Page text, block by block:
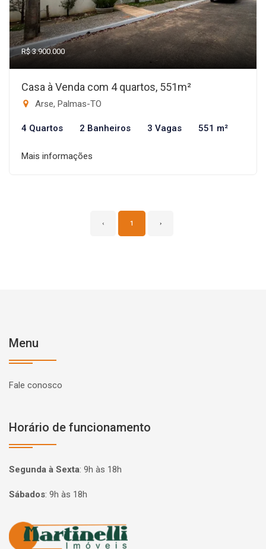
R$ 3.900.000
Casa à Venda com 4 quartos, 551m²
Arse, Palmas-TO
4 Quartos 2 Banheiros 3 Vagas 551 m²
Mais informações
‹ 1 ›
Menu
Fale conosco
Horário de funcionamento
Segunda à Sexta: 9h às 18h
Sábados: 9h às 18h
Página inicial